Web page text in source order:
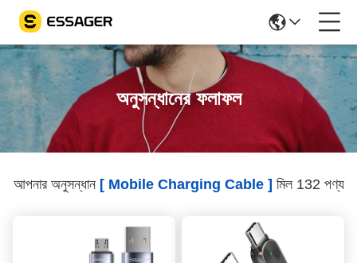
অনুসন্ধানের ফলাফল
আপনার অনুসন্ধান [ Mobile Charging Cable ] মিল 132 পণ্য